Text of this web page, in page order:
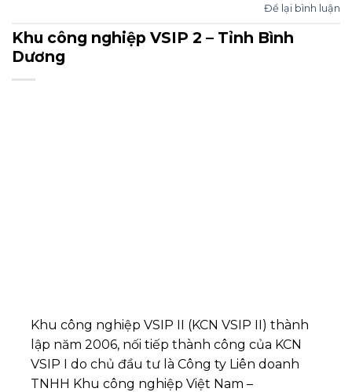
Để lại bình luận
Khu công nghiệp VSIP 2 – Tỉnh Bình
Dương
Khu công nghiệp VSIP II (KCN VSIP II) thành
lập năm 2006, nối tiếp thành công của KCN
VSIP I do chủ đầu tư là Công ty Liên doanh
TNHH Khu công nghiệp Việt Nam –